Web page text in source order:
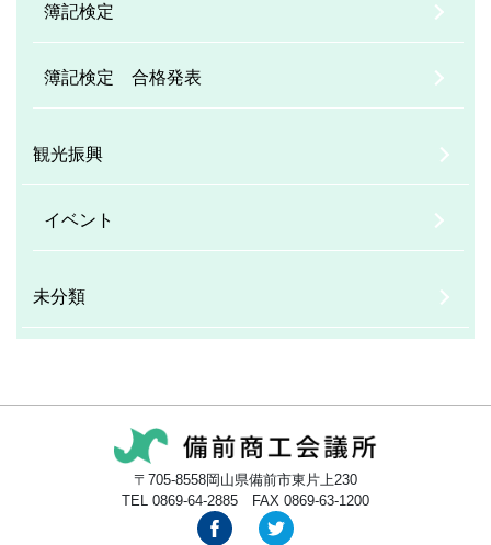
簿記検定
簿記検定 合格発表
観光振興
イベント
未分類
〒705-8558岡山県備前市東片上230
TEL 0869-64-2885 FAX 0869-63-1200